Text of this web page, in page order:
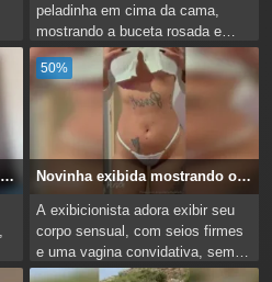
peladinha em cima da cama,
mostrando a buceta rosada e
molhada. Ela se entrega de todas
as formas pro parceiro...
Valeria Castañeda nua e deliciosa
50%
Novinha exibida mostrando os peitos e xota
A exibicionista adora exibir seu
corpo sensual, com seios firmes
e uma vagina convidativa, sem
nenhum constrangimento. Seu